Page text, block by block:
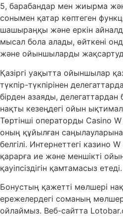
5, барабандар мен жиырма
сонымен қатар көптеген
шашыраңқы және еркін
мысал бола алады, өйткені
және ойыншыларды
Қазіргі уақытта ойыншылар
түкпір-түкпірінен
бірден азаяды,
нақты кезеңдегі ойын
Төртінші операторды Casino
оның құйылған
белгілі. Интернеттегі казино
қарарға ие және меншікті
қауіпсіздігін қамтамасыз етеді.
Бонустың қажетті мөлшері
ережелердегі соманың
ойлаймыз. Веб-сайтта